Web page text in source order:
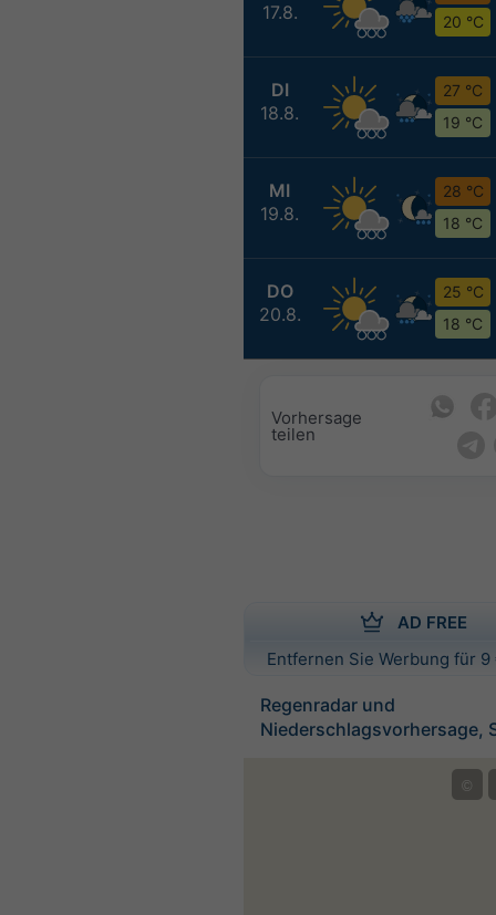
17.8.
20 °C
DI
18.8.
27 °C
19 °C
MI
19.8.
28 °C
18 °C
DO
20.8.
25 °C
18 °C
Vorhersage
teilen
AD FREE
Entfernen Sie Werbung für
Regenradar und
Niederschlagsvorhersage,
©